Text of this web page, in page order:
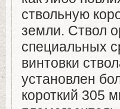
ствольную
земли. Ствол
специальных
винтовки
установлен
короткий 305